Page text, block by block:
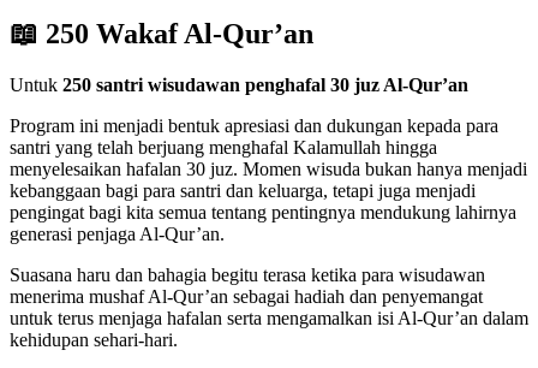
📖 250 Wakaf Al-Qur’an
Untuk 250 santri wisudawan penghafal 30 juz Al-Qur’an
Program ini menjadi bentuk apresiasi dan dukungan kepada para
santri yang telah berjuang menghafal Kalamullah hingga
menyelesaikan hafalan 30 juz. Momen wisuda bukan hanya menjadi
kebanggaan bagi para santri dan keluarga, tetapi juga menjadi
pengingat bagi kita semua tentang pentingnya mendukung lahirnya
generasi penjaga Al-Qur’an.
Suasana haru dan bahagia begitu terasa ketika para wisudawan
menerima mushaf Al-Qur’an sebagai hadiah dan penyemangat
untuk terus menjaga hafalan serta mengamalkan isi Al-Qur’an dalam
kehidupan sehari-hari.